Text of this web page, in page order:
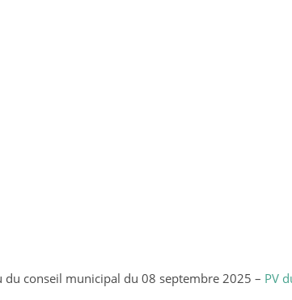
du conseil municipal du 08 septembre 2025 – PV